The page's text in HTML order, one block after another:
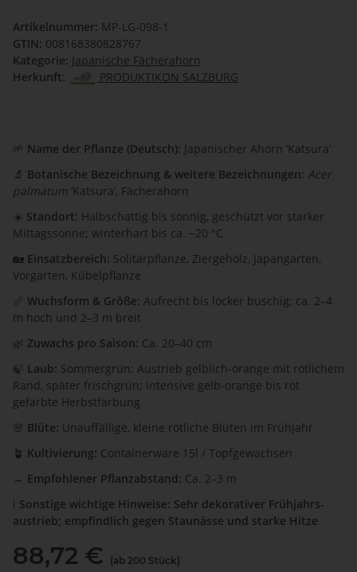
Artikelnummer: MP-LG-098-1
GTIN: 008168380828767
Kategorie: Japanische Fächerahorn
Herkunft:
PRODUKTIKON SALZBURG
🌱 Name der Pflanze (Deutsch): Japanischer Ahorn ‘Katsura’
🔬 Botanische Bezeichnung & weitere Bezeichnungen: Acer
palmatum ‘Katsura’, Fächerahorn
☀️ Standort: Halbschattig bis sonnig, geschützt vor starker
Mittagssonne; winterhart bis ca. −20 °C
🏡 Einsatzbereich: Solitärpflanze, Ziergehölz, Japangarten,
Vorgarten, Kübelpflanze
📏 Wuchsform & Größe: Aufrecht bis locker buschig; ca. 2–4
m hoch und 2–3 m breit
🌿 Zuwachs pro Saison: Ca. 20–40 cm
🍃 Laub: Sommergrün; Austrieb gelblich-orange mit rötlichem
Rand, später frischgrün; intensive gelb-orange bis rot
gefärbte Herbstfärbung
🌸 Blüte: Unauffällige, kleine rötliche Blüten im Frühjahr
🪴 Kultivierung: Containerware 15l / Topfgewachsen
↔️ Empfohlener Pflanzabstand: Ca. 2–3 m
ℹ️ Sonstige wichtige Hinweise: Sehr dekorativer Frühjahrs­
austrieb; empfindlich gegen Staunässe und starke Hitze
88,72 € (ab 200 Stück)